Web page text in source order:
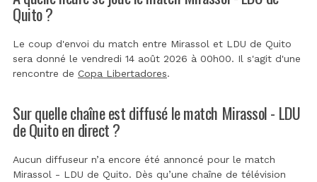
Quito ?
Le coup d'envoi du match entre Mirassol et LDU de Quito
sera donné le vendredi 14 août 2026 à 00h00. Il s'agit d'une
rencontre de Copa Libertadores.
Sur quelle chaîne est diffusé le match Mirassol - LDU
de Quito en direct ?
Aucun diffuseur n’a encore été annoncé pour le match
Mirassol - LDU de Quito. Dès qu’une chaîne de télévision